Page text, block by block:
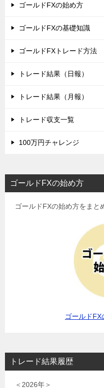
ゴールドFXの始め方
ゴールドFXの基礎知識
ゴールドFXトレード方法
トレード結果（日報）
トレード結果（月報）
トレード収支一覧
100万円チャレンジ
ゴールドFXの始め方
ゴールドFXの始め方をまと
ゴールドFX
トレード結果履歴
＜2026年＞